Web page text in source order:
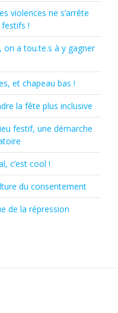
violences ne s’arrête
!
on a tou.te.s à y gagner
et chapeau bas !
la fête plus inclusive
festif, une démarche
c’est cool !
du consentement
de la répression